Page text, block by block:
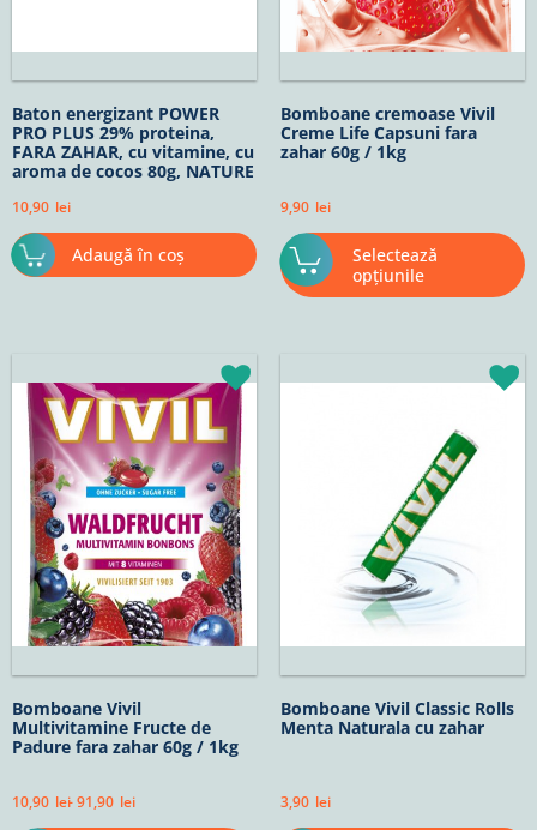
Baton energizant POWER
PRO PLUS 29% proteina,
FARA ZAHAR, cu vitamine, cu
aroma de cocos 80g, NATURE
10,90 lei
Adaugă în coș
Bomboane cremoase Vivil
Creme Life Capsuni fara
zahar 60g / 1kg
9,90 lei
Selectează
opțiunile
Bomboane Vivil
Multivitamine Fructe de
Padure fara zahar 60g / 1kg
10,90 lei-91,90 lei
de
prețuri:
10,90lei
până
la
91,90lei
produsului.
Bomboane Vivil Classic Rolls
Menta Naturala cu zahar
3,90 lei